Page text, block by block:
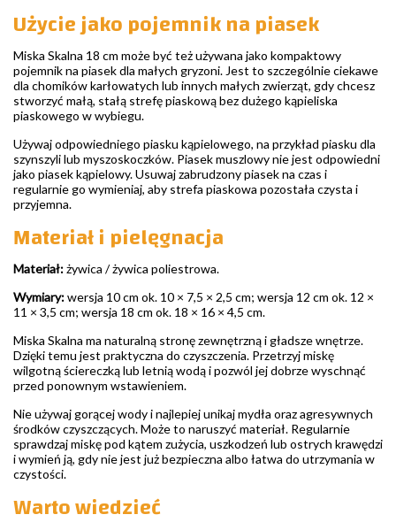
Użycie jako pojemnik na piasek
Miska Skalna 18 cm może być też używana jako kompaktowy
pojemnik na piasek dla małych gryzoni. Jest to szczególnie ciekawe
dla chomików karłowatych lub innych małych zwierząt, gdy chcesz
stworzyć małą, stałą strefę piaskową bez dużego kąpieliska
piaskowego w wybiegu.
Używaj odpowiedniego piasku kąpielowego, na przykład piasku dla
szynszyli lub myszoskoczków. Piasek muszlowy nie jest odpowiedni
jako piasek kąpielowy. Usuwaj zabrudzony piasek na czas i
regularnie go wymieniaj, aby strefa piaskowa pozostała czysta i
przyjemna.
Materiał i pielęgnacja
Materiał:żywica / żywica poliestrowa.
Wymiary:wersja 10 cm ok. 10 × 7,5 × 2,5 cm; wersja 12 cm ok. 12 ×
11 × 3,5 cm; wersja 18 cm ok. 18 × 16 × 4,5 cm.
Miska Skalna ma naturalną stronę zewnętrzną i gładsze wnętrze.
Dzięki temu jest praktyczna do czyszczenia. Przetrzyj miskę
wilgotną ściereczką lub letnią wodą i pozwól jej dobrze wyschnąć
przed ponownym wstawieniem.
Nie używaj gorącej wody i najlepiej unikaj mydła oraz agresywnych
środków czyszczących. Może to naruszyć materiał. Regularnie
sprawdzaj miskę pod kątem zużycia, uszkodzeń lub ostrych krawędzi
i wymień ją, gdy nie jest już bezpieczna albo łatwa do utrzymania w
czystości.
Warto wiedzieć